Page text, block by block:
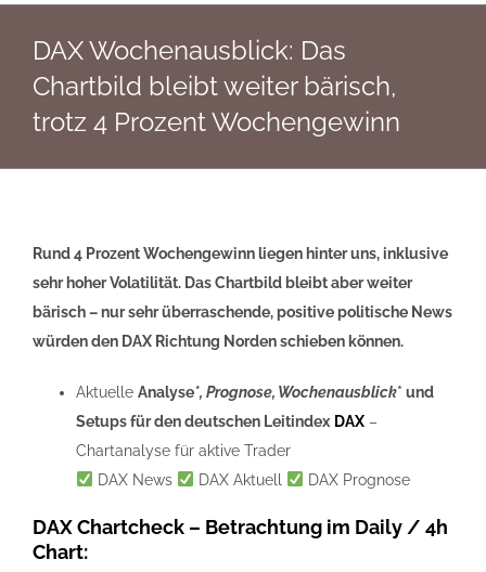
DAX Wochenausblick: Das
Chartbild bleibt weiter bärisch,
trotz 4 Prozent Wochengewinn
Rund 4 Prozent Wochengewinn liegen hinter uns, inklusive
sehr hoher Volatilität. Das Chartbild bleibt aber weiter
bärisch – nur sehr überraschende, positive politische News
würden den DAX Richtung Norden schieben können.
Aktuelle Analyse*, Prognose, Wochenausblick* und
Setups für dendeutschen Leitindex DAX –
Chartanalyse für aktive Trader
DAX News
DAX Aktuell DAX Prognose
DAXChartcheck – Betrachtung im Daily / 4h
Chart: